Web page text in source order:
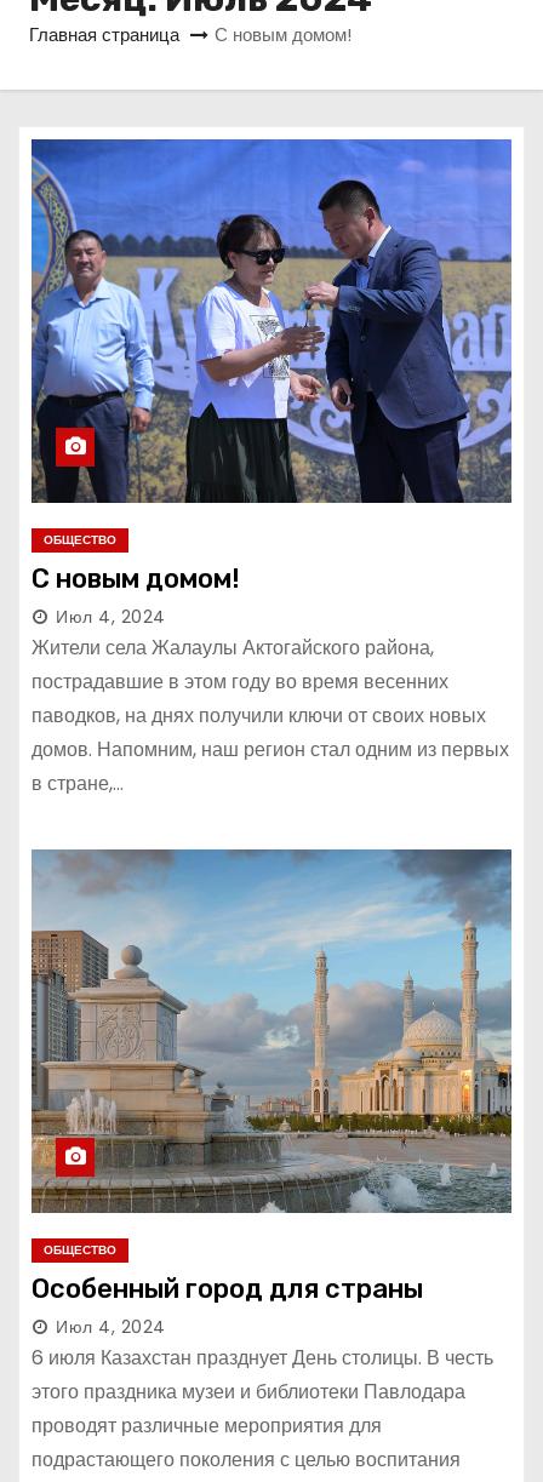
у
Главная страница С новым домом!
ОБЩЕСТВО
С новым домом!
Июл 4, 2024
Жители села Жалаулы Актогайского района,
пострадавшие в этом году во время весенних
паводков, на днях получили ключи от своих новых
домов. Напомним, наш регион стал одним из первых
в стране,…
ОБЩЕСТВО
Особенный город для страны
Июл 4, 2024
6 июля Казахстан празднует День столицы. В честь
этого праздника музеи и библиотеки Павлодара
проводят различные мероприятия для
подрастающего поколения с целью воспитания